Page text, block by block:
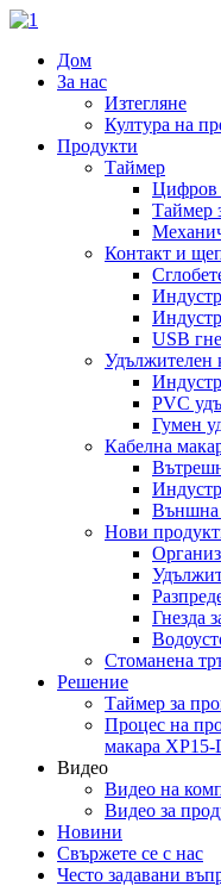
Дом
За нас
Изтегляне
Култура на
Продукти
Таймер
Цифров
Таймер
Контакт и
USB
Удължителен
PVC
Гумен
Кабелна
Външна
Нови
Гнезда
Стоманена
Решение
Таймер за
Процес на
макара XP15-
Видео
Видео на
Видео за
Новини
Свържете се с нас
Често задавани